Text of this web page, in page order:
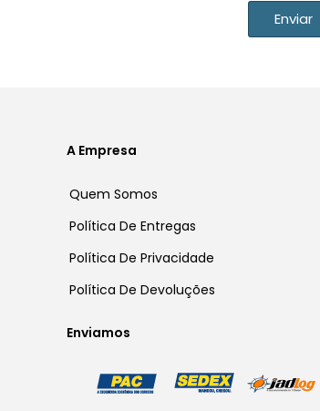
Enviar
A Empresa
Quem Somos
Política De Entregas
Política De Privacidade
Política De Devoluções
Enviamos